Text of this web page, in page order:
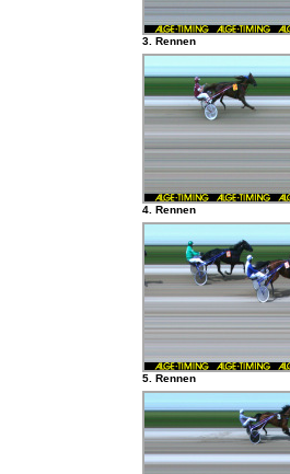
3. Rennen
4. Rennen
5. Rennen